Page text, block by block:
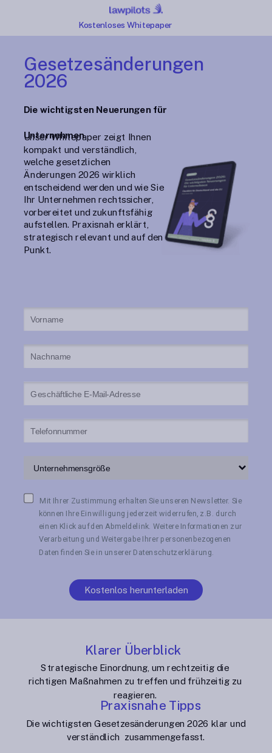
Die wichtigsten Gesetzesänderungen 2026 klar und
verständlich zusammengefasst.
Klarer Überblick
Kostenloses Whitepaper
Unser Whitepaper zeigt Ihnen
kompakt und verständlich,
welche gesetzlichen
Änderungen 2026 wirklich
entscheidend werden und wie Sie
Ihr Unternehmen rechtssicher,
vorbereitet und zukunftsfähig
aufstellen. Praxisnah erklärt,
strategisch relevant und auf den
Punkt.
Praxisnahe Tipps
Strategische Einordnung, um rechtzeitig die
richtigen Maßnahmen zu treffen und frühzeitig zu
reagieren.
Gesetzesänderungen
2026
Die wichtigsten Neuerungen für
Unternehmen
Mit Ihrer Zustimmung erhalten Sie unseren Newsletter. Sie
können Ihre Einwilligung jederzeit widerrufen, z.B. durch
einen Klick auf den Abmeldelink. Weitere Informationen zur
Verarbeitung und Weitergabe Ihrer personenbezogenen
Daten finden Sie in unserer Datenschutzerklärung.
Kostenlos herunterladen